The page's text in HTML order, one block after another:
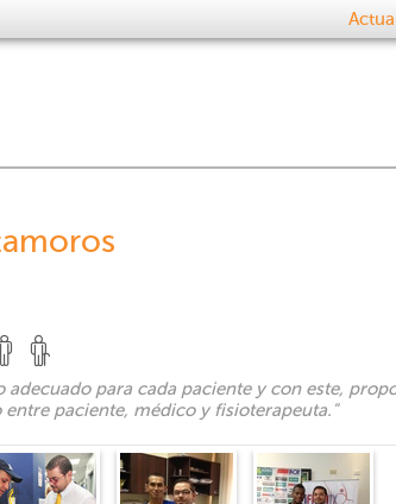
adecuado para cada paciente y con este,
paciente, médico y fisioterapeuta. "